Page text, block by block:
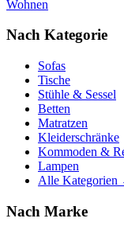
Wohnen
Nach Kategorie
Sofas
Tische
Stühle & Sessel
Betten
Matratzen
Kleiderschränke
Kommoden &
Lampen
Alle Kategorien
Nach Marke